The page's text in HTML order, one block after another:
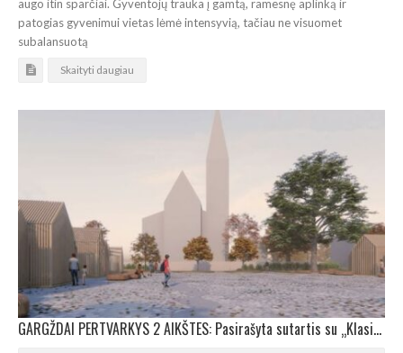
augo itin sparčiai. Gyventojų trauka į gamtą, ramesnę aplinką ir
patogias gyvenimui vietas lėmė intensyvią, tačiau ne visuomet
subalansuotą
Skaityti daugiau
GARGŽDAI PERTVARKYS 2 AIKŠTES: Pasirašyta sutartis su „Klasikinio portiko“ architektais